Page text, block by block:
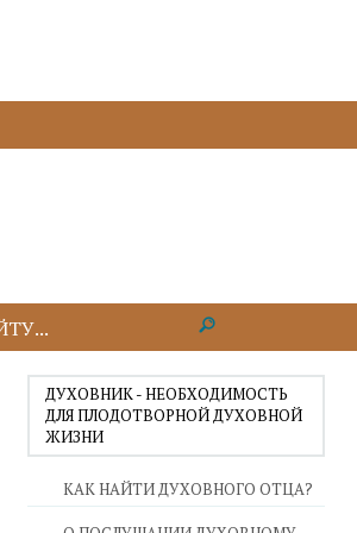
ДУХОВНИК - НЕОБХОДИМОСТЬ
ДЛЯ ПЛОДОТВОРНОЙ ДУХОВНОЙ
ЖИЗНИ
КАК НАЙТИ ДУХОВНОГО ОТЦА?